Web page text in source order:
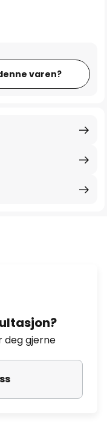
varen?
deg gjerne